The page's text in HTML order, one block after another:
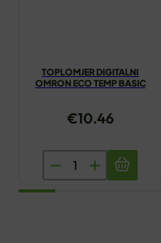
TOPLOMJER DIGITALNI
OMRON ECO TEMP BASIC
€10.46
TOPLOMJER
DIGITALNI